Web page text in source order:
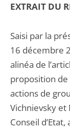
EXTRAIT DU
Saisi par la
16 décembre
alinéa de
proposition
actions de
Vichnievsky et
Conseil